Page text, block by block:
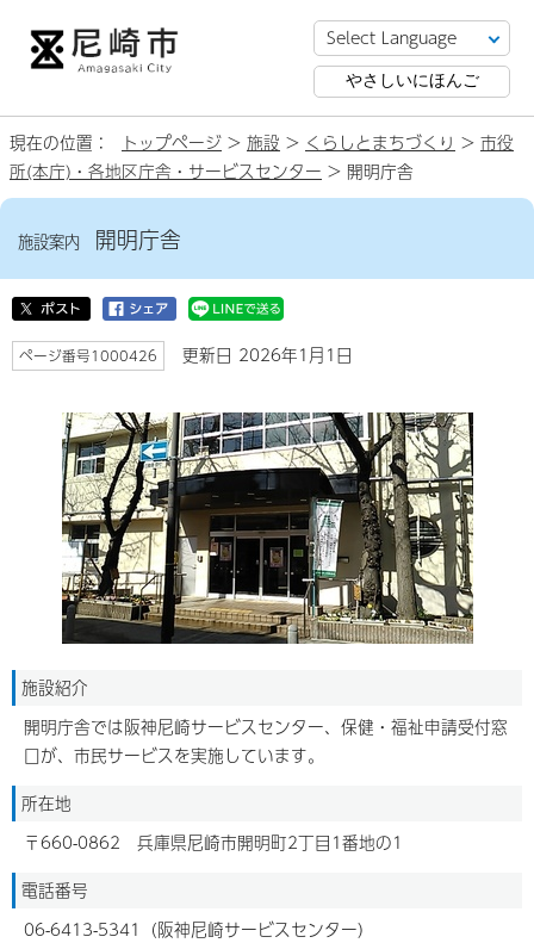
やさしいにほんご
現在の位置： トップページ > 施設 > くらしとまちづくり > 市役
所(本庁)・各地区庁舎・サービスセンター > 開明庁舎
施設案内 開明庁舎
ページ番号1000426 更新日 2026年1月1日
施設紹介
開明庁舎では阪神尼崎サービスセンター、保健・福祉申請受付窓
口が、市民サービスを実施しています。
所在地
〒660-0862 兵庫県尼崎市開明町2丁目1番地の1
電話番号
06-6413-5341（阪神尼崎サービスセンター）